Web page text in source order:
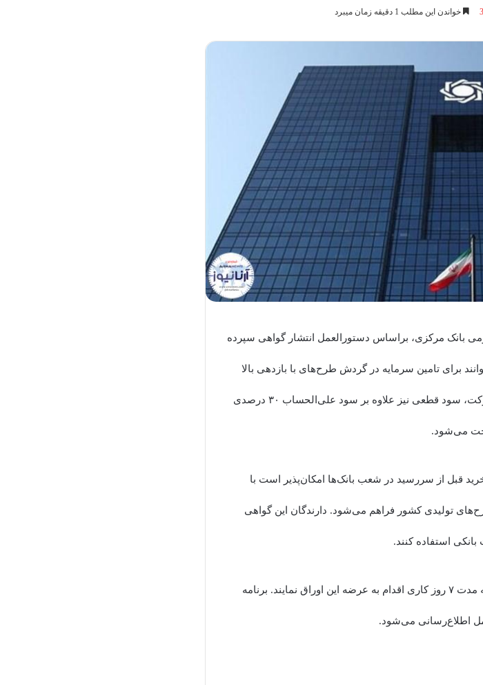
خواندن این مطلب 1 دقیقه زمان میبرد
بانک مرکزی، براساس دستورالعمل انتشار گواهی سپرده
برای تامین سرمایه در گردش طرح‌های با بازدهی بالا
اقدام به انتشار این اوراق کرده و در پایان دوره مشارکت، سود قطعی نیز علاوه بر سود علی‌الحساب ۳۰ درصدی
می‌شود.
قبل از سررسید در شعب بانک‌ها امکان‌پذیر است با
تولیدی کشور فراهم می‌شود. دارندگان این گواهی
استفاده کنند.
بانک‌ها مجازند از روز چهارشنبه ۱۱ بهمن‌ ماه ۱۴۰۲ به مدت ۷ روز کاری اقدام به عرضه این اوراق نمایند. برنامه
اطلاع‌رسانی می‌شود.